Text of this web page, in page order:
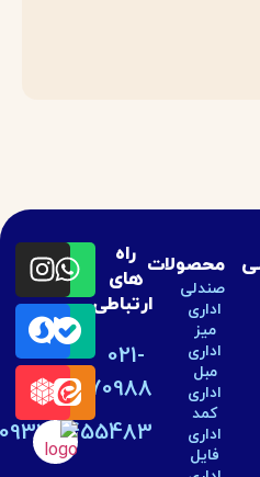
محصولات
صندلی
راه
های
ارتباطی
021-
44270988
09334455483